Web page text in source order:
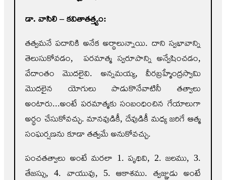
డా. వాసిలి – కవితాతత్త్వం:
తత్వమనే పదానికి అనేక అర్థాలున్నాయి. దాని స్వభావాన్ని
తెలుసుకోవడం, పరమాత్మ స్వరూపాన్ని అన్వేషించడం,
వేదాంతం మొదలైవి. అన్నమయ్య, వీరబ్రహ్మేంద్రస్వామి
మొదలైన యోగులు పాడుకొనేవాటినీ తత్వాలు
అంటారు...అంటే పరమాత్మకు సంబంధించిన గేయాలుగా
అర్థం చేసుకోవచ్చు. మానవుడికీ, దేవుడికీ మధ్య జరిగే ఆత్మ
సంఘర్షణను కూడా తత్వమే అనుకోవచ్చు.
పంచతత్వాలు అంటే మరలా 1. పృథివి, 2. జలము, 3.
తేజస్సు, 4. వాయువు, 5. ఆకాశము. త్వజ్ఞుడు అంటే